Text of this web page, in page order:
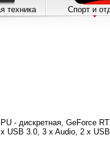
техника Спорт и
- дискретная, GeForce
USB 3.0, 3 x Audio, 2 x